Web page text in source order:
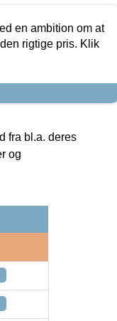
en ambition om at
rigtige pris. Klik
fra bl.a. deres
og